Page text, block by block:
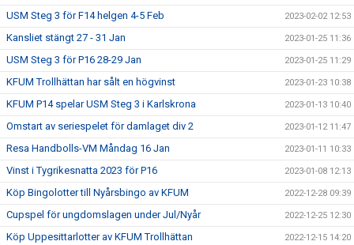
USM Steg 3 för F14 helgen 4-5 Feb 2023-02-02 12:53
Kansliet stängt 27 - 31 Jan 2023-01-25 11:36
USM Steg 3 för P16 28-29 Jan 2023-01-25 11:29
KFUM Trollhättan har sålt en högvinst 2023-01-23 10:38
KFUM P14 spelar USM Steg 3 i Karlskrona 2023-01-13 10:40
Omstart av seriespelet för damlaget div 2 2023-01-12 11:47
Resa Handbolls-VM Måndag 16 Jan 2023-01-11 10:33
Vinst i Tygrikesnatta 2023 för P16 2023-01-08 12:13
Köp Bingolotter till Nyårsbingo av KFUM 2022-12-28 09:39
Cupspel för ungdomslagen under Jul/Nyår 2022-12-25 12:30
Köp Uppesittarlotter av KFUM Trollhättan 2022-12-15 14:20